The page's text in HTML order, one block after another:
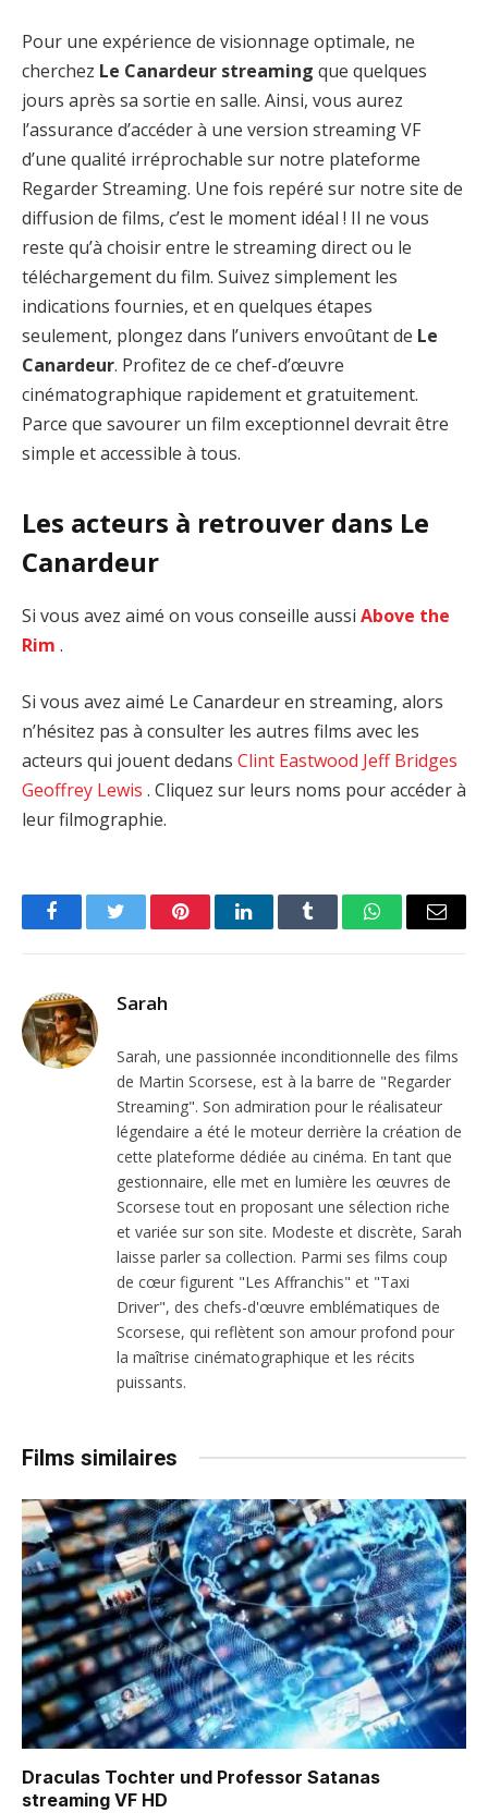
Pour une expérience de visionnage optimale, ne
cherchez Le Canardeur streaming que quelques
jours après sa sortie en salle. Ainsi, vous aurez
l’assurance d’accéder à une version streaming VF
d’une qualité irréprochable sur notre plateforme
Regarder Streaming. Une fois repéré sur notre site de
diffusion de films, c’est le moment idéal ! Il ne vous
reste qu’à choisir entre le streaming direct ou le
téléchargement du film. Suivez simplement les
indications fournies, et en quelques étapes
seulement, plongez dans l’univers envoûtant de Le
Canardeur. Profitez de ce chef-d’œuvre
cinématographique rapidement et gratuitement.
Parce que savourer un film exceptionnel devrait être
simple et accessible à tous.
Les acteurs à retrouver dans Le
Canardeur
Si vous avez aimé on vous conseille aussi Above the
Rim .
Si vous avez aimé Le Canardeur en streaming, alors
n’hésitez pas à consulter les autres films avec les
acteurs qui jouent dedans Clint Eastwood Jeff Bridges
Geoffrey Lewis . Cliquez sur leurs noms pour accéder à
leur filmographie.
FacebookTwitter PinterestLinkedInTumblr WhatsAppEmail
Sarah
Sarah, une passionnée inconditionnelle des films
de Martin Scorsese, est à la barre de "Regarder
Streaming". Son admiration pour le réalisateur
légendaire a été le moteur derrière la création de
cette plateforme dédiée au cinéma. En tant que
gestionnaire, elle met en lumière les œuvres de
Scorsese tout en proposant une sélection riche
et variée sur son site. Modeste et discrète, Sarah
laisse parler sa collection. Parmi ses films coup
de cœur figurent "Les Affranchis" et "Taxi
Driver", des chefs-d'œuvre emblématiques de
Scorsese, qui reflètent son amour profond pour
la maîtrise cinématographique et les récits
puissants.
Films similaires
Draculas Tochter und Professor Satanas
streaming VF HD